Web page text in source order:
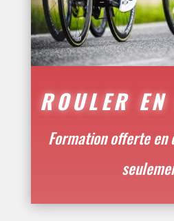
ROULER
Formation offerte en